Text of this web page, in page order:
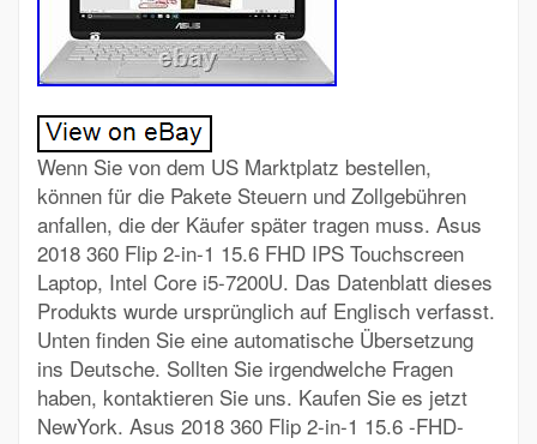
Wenn Sie von dem US Marktplatz bestellen,
können für die Pakete Steuern und Zollgebühren
anfallen, die der Käufer später tragen muss. Asus
2018 360 Flip 2-in-1 15.6 FHD IPS Touchscreen
Laptop, Intel Core i5-7200U. Das Datenblatt dieses
Produkts wurde ursprünglich auf Englisch verfasst.
Unten finden Sie eine automatische Übersetzung
ins Deutsche. Sollten Sie irgendwelche Fragen
haben, kontaktieren Sie uns. Kaufen Sie es jetzt
NewYork. Asus 2018 360 Flip 2-in-1 15.6 -FHD-